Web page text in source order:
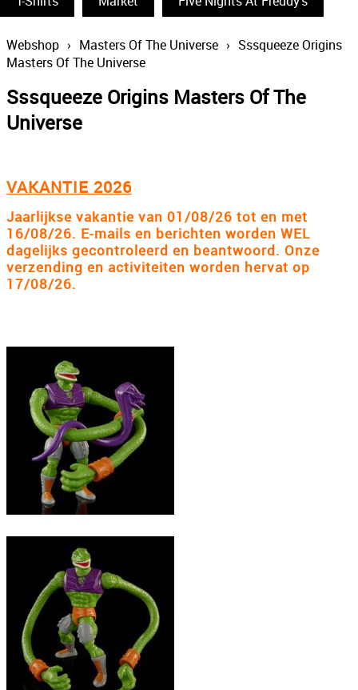
The Simpsons
Wizarding World
Back To The Future
Statues & Busts
The Big Bang Theory
Thundercats
Lord Of The Rings
Comics
Display & Protection
T-Shirts
Market
Five Nights At Freddy's
Webshop › Masters Of The Universe › Sssqueeze Origins
Masters Of The Universe
Sssqueeze Origins Masters Of The
Universe
VAKANTIE 2026
Jaarlijkse vakantie van 01/08/26 tot en met
16/08/26. E-mails en berichten worden WEL
dagelijks gecontroleerd en beantwoord. Onze
verzending en activiteiten worden hervat op
17/08/26.